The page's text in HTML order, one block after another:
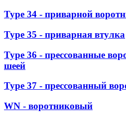
Type 34 - приварной
Type 35 - приварная втулка
Type 36 - прессованные
шеей
Type 37 - прессованный
WN - воротниковый